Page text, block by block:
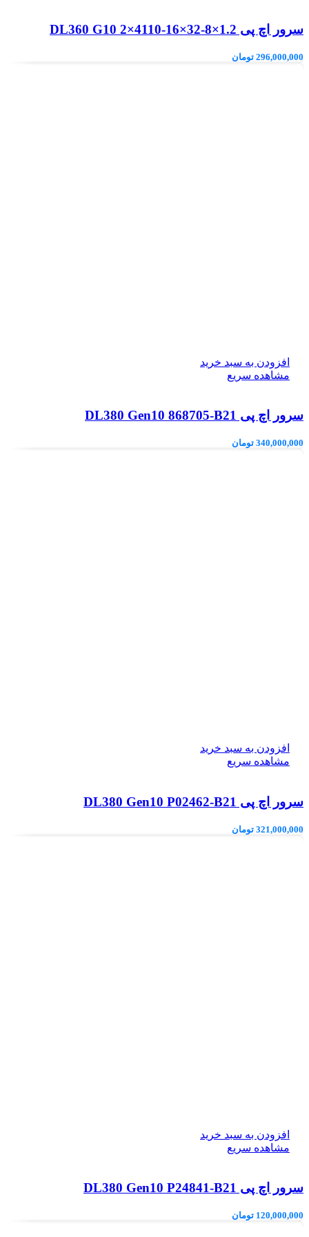
سرور اچ پی DL360 G10 2×4110-16×32-8×1.2
296,000,000 تومان
افزودن به سبد خرید
مشاهده سریع
سرور اچ پی DL380 Gen10 868705-B21
340,000,000 تومان
افزودن به سبد خرید
مشاهده سریع
سرور اچ پی DL380 Gen10 P02462-B21
321,000,000 تومان
افزودن به سبد خرید
مشاهده سریع
سرور اچ پی DL380 Gen10 P24841-B21
120,000,000 تومان